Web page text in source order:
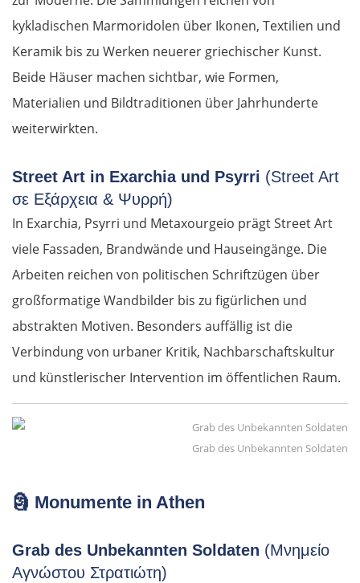
kykladischen Marmoridolen über Ikonen, Textilien und
Keramik bis zu Werken neuerer griechischer Kunst.
Beide Häuser machen sichtbar, wie Formen,
Materialien und Bildtraditionen über Jahrhunderte
weiterwirkten.
Street Art in Exarchia und Psyrri (Street Art
σε Εξάρχεια & Ψυρρή)
In Exarchia, Psyrri und Metaxourgeio prägt Street Art
viele Fassaden, Brandwände und Hauseingänge. Die
Arbeiten reichen von politischen Schriftzügen über
großformatige Wandbilder bis zu figürlichen und
abstrakten Motiven. Besonders auffällig ist die
Verbindung von urbaner Kritik, Nachbarschaftskultur
und künstlerischer Intervention im öffentlichen Raum.
Grab des Unbekannten Soldaten
🗿 Monumente in Athen
Grab des Unbekannten Soldaten (Μνημείο
Αγνώστου Στρατιώτη)